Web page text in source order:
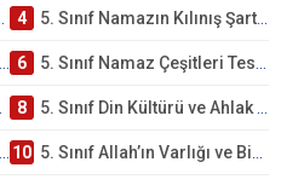
4 5. Sınıf Namazın Kılınış Şartları Testi
6 5. Sınıf Namaz Çeşitleri Testi – Online Çöz
8 5. Sınıf Din Kültürü ve Ahlak Bilgisi 1. Ünite: Allah İnancı Çalışmaları
10 5. Sınıf Allah’ın Varlığı ve Birliği Testi – Online Çöz